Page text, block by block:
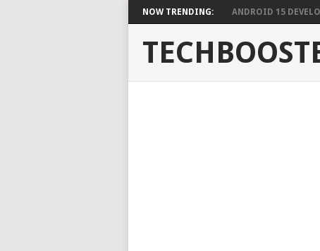
NOW TRENDING: ANDROID 15